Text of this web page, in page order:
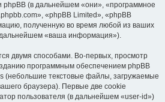
phpBB (в дальнейшем «они», «программное
«phpBB Limited», «phpBB
полученную во время любой из ваших
дальнейшем «ваша информация»).
двумя способами. Во-первых, просмотр
программным обеспечением phpBB
(небольшие текстовые файлы, загружаемые
браузера). Первые две cookie
пользователя (в дальнейшем «user-id»)